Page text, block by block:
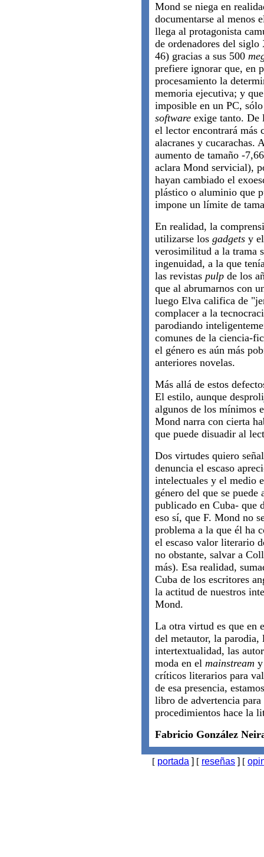
Mond se niega en
documentarse al menos
llega al protagonista
de ordenadores del
46) gracias a sus 500
prefiere ignorar que, en
procesamiento la
memoria ejecutiva; y
imposible en un PC,
software exige tanto. De
el lector encontrará más
alacranes y cucarachas.
aumento de tamaño -
aclara Mond servicial),
hayan cambiado el
plástico o aluminio que
impone un límite de
En realidad, la
utilizarse los gadgets y
verosimilitud a la trama
ingenuidad, a la que
las revistas pulp de los
que al abrumarnos con
luego Elva califica de
complacer a la
parodiando
comunes de la ciencia-
el género es aún más
anteriores novelas.
Más allá de estos
El estilo, aunque
algunos de los mínimos
Mond narra con cierta
que puede disuadir al
Dos virtudes quiero
denuncia el escaso
intelectuales y el medio
género del que se
publicado en Cuba- que
eso sí, que F. Mond no
problema a la que él ha
el escaso valor literario
no obstante, salvar a
más). Esa realidad,
Cuba de los escritores
la actitud de nuestros
Mond.
La otra virtud es que en
del metautor, la parodia,
intertextualidad, las
moda en el mainstream
críticos literarios para
de esa presencia,
libro de advertencia
procedimientos hace la
Fabricio González
[ portada ] [ reseñas ] [